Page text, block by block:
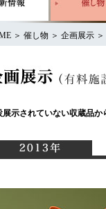
＞ 催し物 ＞ 企画展示 ＞
展示されていない収蔵品